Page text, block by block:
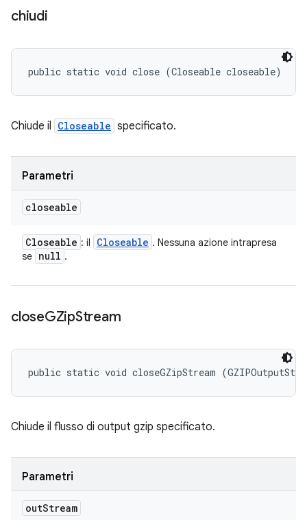
chiudi
public static void close (Closeable closeable)
Chiude il Closeable specificato.
Parametri
closeable
Closeable : il Closeable . Nessuna azione intrapresa
se null .
closeGZipStream
public static void closeGZipStream
Chiude il flusso di output gzip specificato.
Parametri
outStream